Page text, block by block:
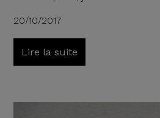
20/10/2017
Lire la suite